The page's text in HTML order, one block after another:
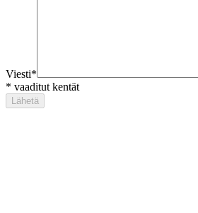
Viesti*
* vaaditut kentät